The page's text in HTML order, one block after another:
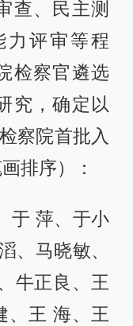
查、民主测
力评审等程
检察官遴选
究，确定以
察院首批入
排序）：
于 萍、于小
、马晓敏、
牛正良、王
、王 海、王